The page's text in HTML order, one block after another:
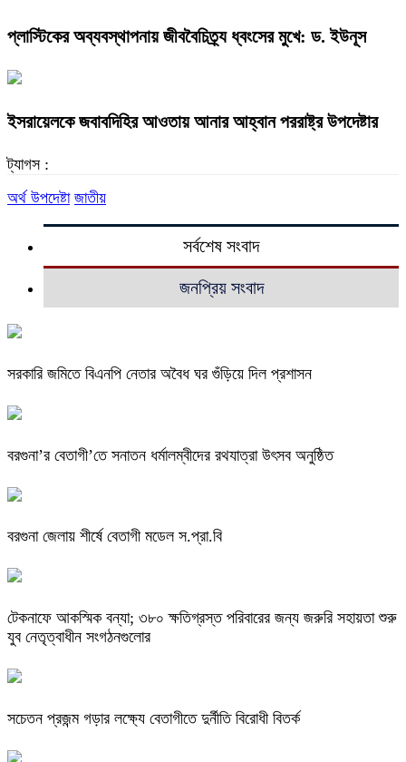
প্লাস্টিকের অব্যবস্থাপনায় জীববৈচিত্র্য ধ্বংসের মুখে: ড. ইউনূস
ইসরায়েলকে জবাবদিহির আওতায় আনার আহ্বান পররাষ্ট্র উপদেষ্টার
ট্যাগস :
অর্থ উপদেষ্টা জাতীয়
সর্বশেষ সংবাদ
জনপ্রিয় সংবাদ
সরকারি জমিতে বিএনপি নেতার অবৈধ ঘর গুঁড়িয়ে দিল প্রশাসন
বরগুনা’র বেতাগী’তে সনাতন ধর্মালম্বীদের রথযাত্রা উৎসব অনুষ্ঠিত
বরগুনা জেলায় শীর্ষে বেতাগী মডেল স.প্রা.বি
টেকনাফে আকস্মিক বন্যা; ৩৮০ ক্ষতিগ্রস্ত পরিবারের জন্য জরুরি সহায়তা শুরু
যুব নেতৃত্বাধীন সংগঠনগুলোর
সচেতন প্রজন্ম গড়ার লক্ষ্যে বেতাগীতে দুর্নীতি বিরোধী বিতর্ক